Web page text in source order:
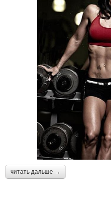
читать дальше →